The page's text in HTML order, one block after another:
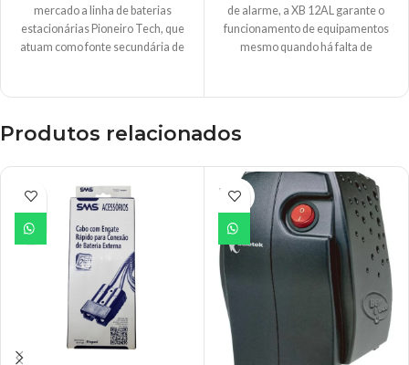
mercado a linha de baterias
estacionárias Pioneiro Tech, que
atuam como fonte secundária de
de alarme, a XB 12AL garante o
funcionamento de equipamentos
mesmo quando há falta de
Produtos relacionados
ESGO
TADO